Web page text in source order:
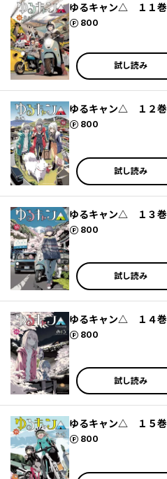
ゆるキャン△ １１巻
800
ポイント
試し読み
ゆるキャン△ １２巻
800
ポイント
試し読み
ゆるキャン△ １３巻
800
ポイント
試し読み
ゆるキャン△ １４巻
800
ポイント
試し読み
ゆるキャン△ １５巻
800
ポイント